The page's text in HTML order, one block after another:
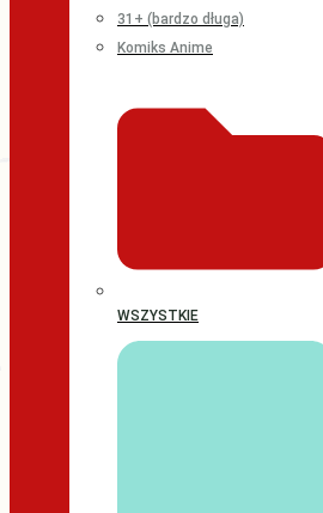
31+ (bardzo długa)
Komiks Anime
WSZYSTKIE